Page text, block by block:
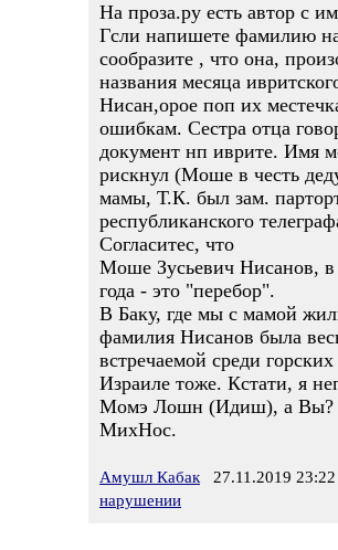
На проза.ру есть автор с
Гсли напишете фамилию
сообразите , что она,
названия месяца
Нисан,орое поп их
ошибкам. Сестра отца
документ нп иврите. Имя
рискнул (Моше в честь
мамы, Т.К. был зам.
республиканского
Согласитес, что
Моше Зусьевич Нисанов, в
года - это "перебор".
В Баку, где мы с мамой
фамилия Нисанов была
встречаемой среди
Израиле тоже. Кстати, я
Момэ Лошн (Идиш), а Вы?
МихНос.
Амушл Кабак 27.11.2019 23:22
нарушении